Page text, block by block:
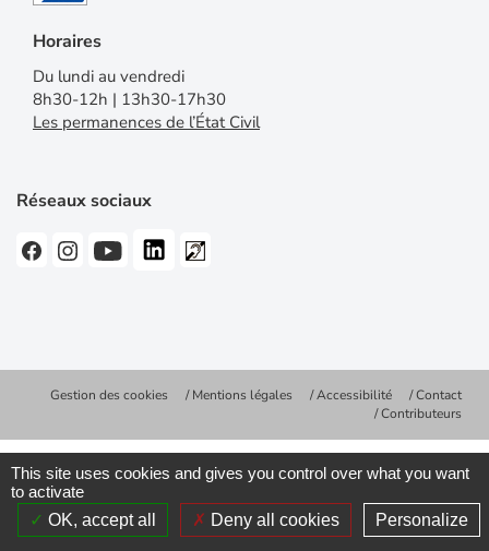
Horaires
Du lundi au vendredi
8h30-12h | 13h30-17h30
Les permanences de l’État Civil
Réseaux sociaux
Gestion des cookies Mentions légales Accessibilité
Contact
Contributeurs
This site uses cookies and gives you control over what you want
to activate
OK, accept all
Deny all cookies Personalize